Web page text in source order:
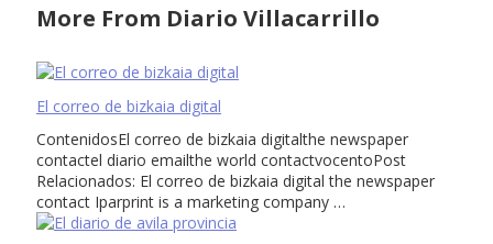
More From Diario Villacarrillo
El correo de bizkaia digital
ContenidosEl correo de bizkaia digitalthe newspaper
contactel diario emailthe world contactvocentoPost
Relacionados: El correo de bizkaia digital the newspaper
contact Iparprint is a marketing company …